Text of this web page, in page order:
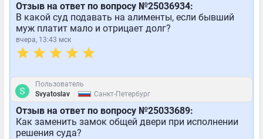
Отзыв на ответ по вопросу №25036934:
В какой суд подавать на алименты, если бывший
муж платит мало и отрицает долг?
вчера, 13:43 мск
Пользователь
Svyatoslav
Санкт-Петербург
Отзыв на ответ по вопросу №25033689:
Как заменить замок общей двери при исполнении
решения суда?